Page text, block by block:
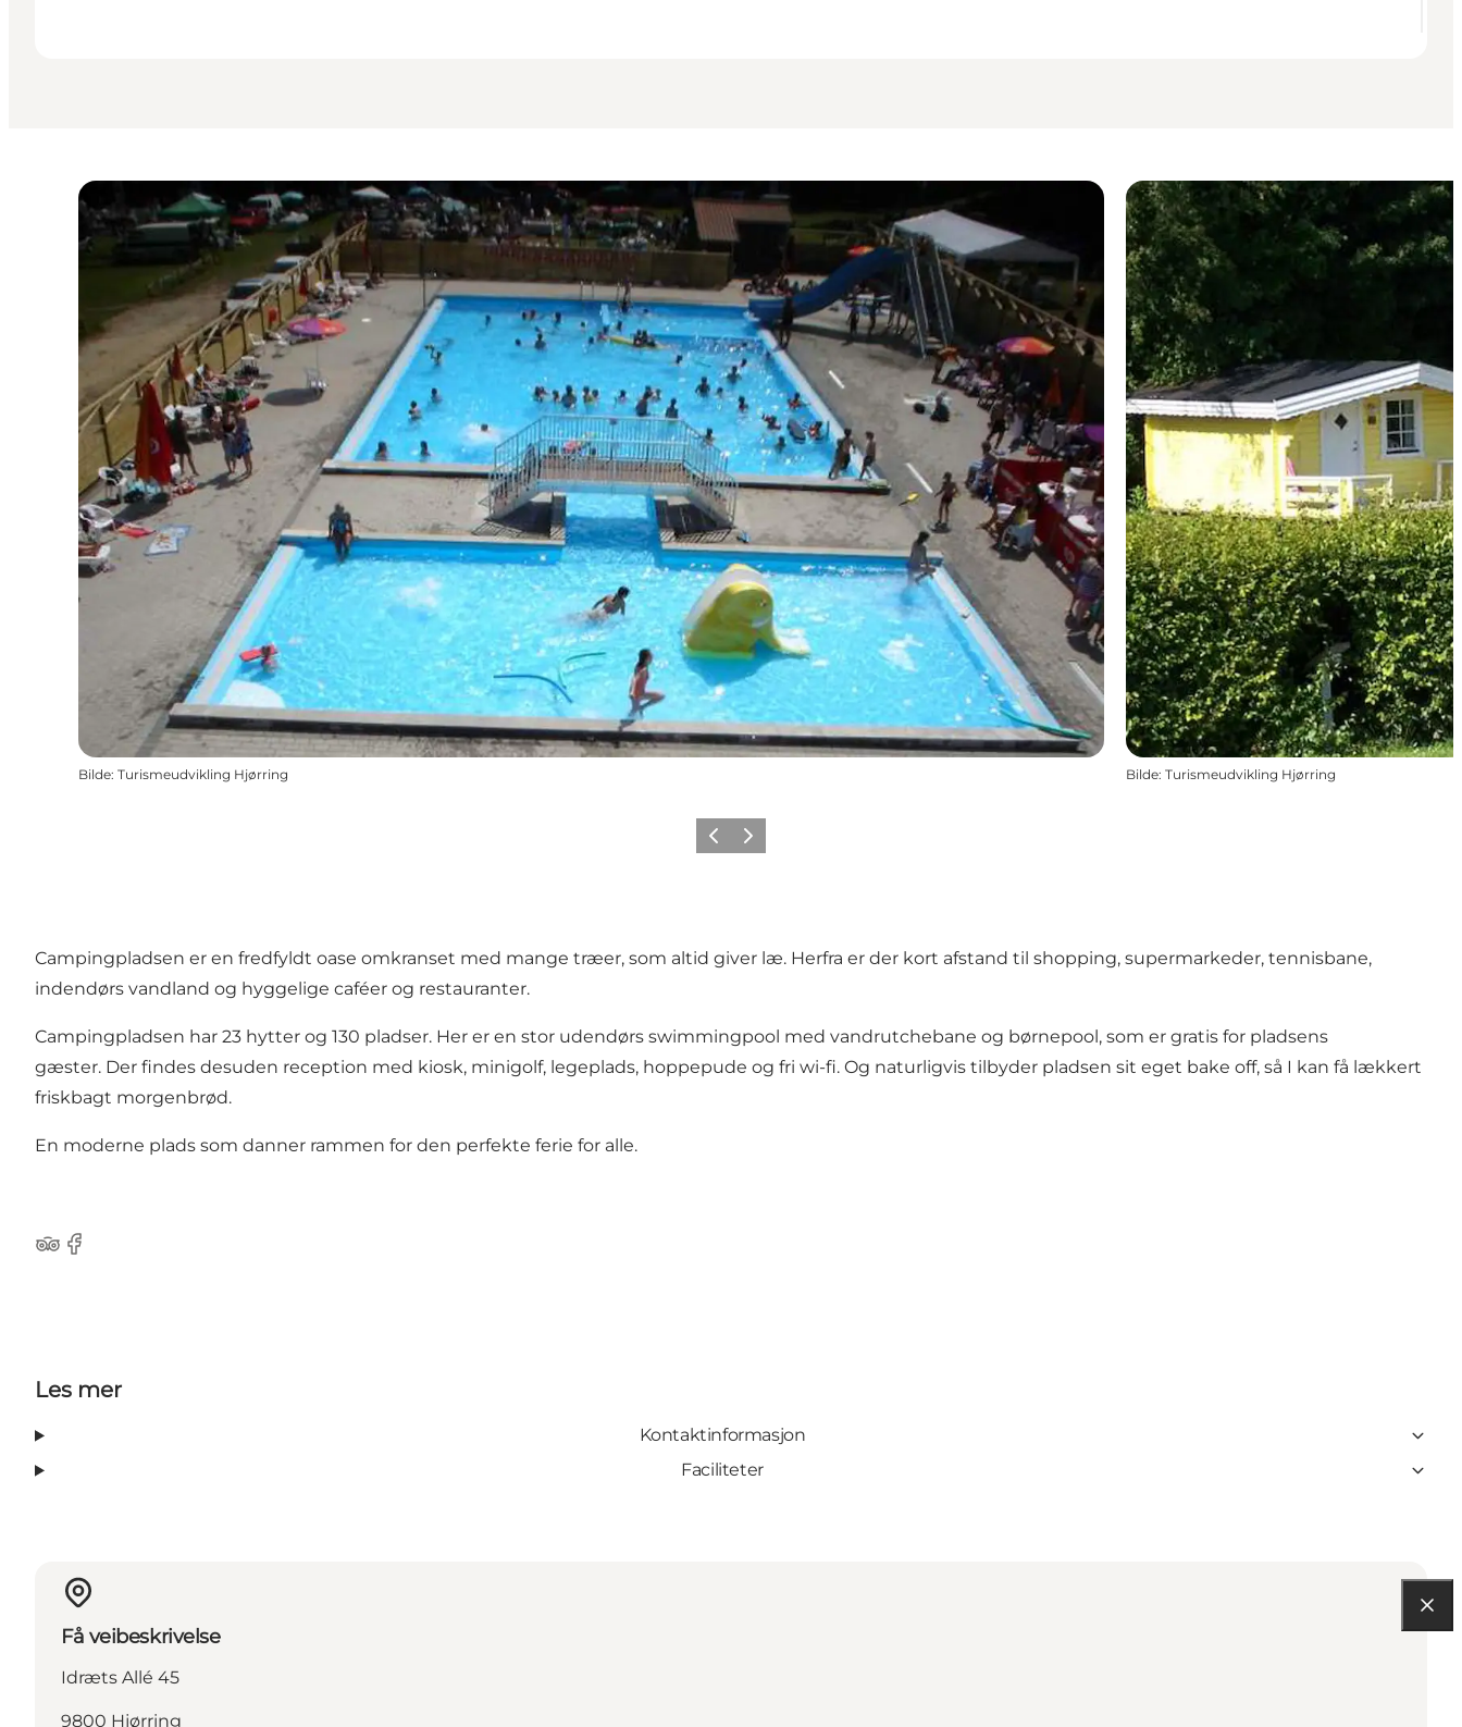
Bilde: Turismeudvikling Hjørring Bilde: Turismeudvikling Hjørring
ForrigeNeste
Campingpladsen er en fredfyldt oase omkranset med mange træer, som altid giver læ. Herfra er der kort afstand til shopping, supermarkeder, tennisbane,
indendørs vandland og hyggelige caféer og restauranter.
Campingpladsen har 23 hytter og 130 pladser. Her er en stor udendørs swimmingpool med vandrutchebane og børnepool, som er gratis for pladsens
gæster. Der findes desuden reception med kiosk, minigolf, legeplads, hoppepude og fri wi-fi. Og naturligvis tilbyder pladsen sit eget bake off, så I kan få lækkert
friskbagt morgenbrød.
En moderne plads som danner rammen for den perfekte ferie for alle.
Tripadvisor
Facebook
Les mer
Kontaktinformasjon
Faciliteter
Få veibeskrivelse
Idræts Allé 45
9800 Hjørring